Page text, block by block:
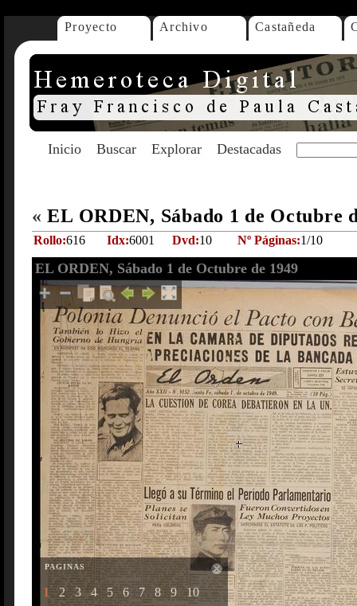
Proyecto Archivo Castañeda
Inicio Buscar Explorar Destacadas
« EL ORDEN, Sábado 1 de Octubre
Rollo:616 Idx:6001 Dvd:10 Nº Páginas:1/10
EL ORDEN, Sábado 1 de Octubre de 1949
PAGINAS
1 2 3 4 5 6 7 8 9 10